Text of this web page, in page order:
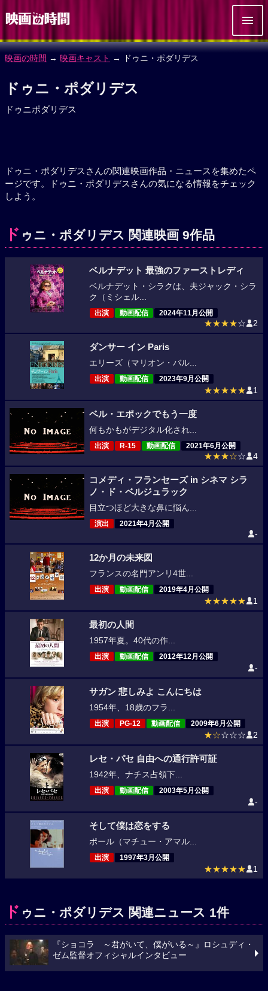
映画の時間 → 映画キャスト → ドゥニ・ポダリデス
ドゥニ・ポダリデス
ドゥニポダリデス
ドゥニ・ポダリデスさんの関連映画作品・ニュースを集めたペ
ージです。ドゥニ・ポダリデスさんの気になる情報をチェック
しよう。
ド ゥニ・ポダリデス 関連映画 9作品
ベルナデット 最強のファーストレディ
ベルナデット・シラクは、夫ジャック・シラ
ク（ミシェル...
出演 動画配信 2024年11月公開
★★★★☆ 2
ダンサー イン Paris
エリーズ（マリオン・バル...
出演 動画配信 2023年9月公開
★★★★★ 1
ベル・エポックでもう一度
何もかもがデジタル化され...
出演 R-15 動画配信 2021年6月公開
★★★☆☆ 4
コメディ・フランセーズ in シネマ シラ
ノ・ド・ベルジュラック
目立つほど大きな鼻に悩ん...
演出 2021年4月公開
-
12か月の未来図
フランスの名門アンリ4世...
出演 動画配信 2019年4月公開
★★★★★ 1
最初の人間
1957年夏。40代の作...
出演 動画配信 2012年12月公開
-
サガン 悲しみよ こんにちは
1954年、18歳のフラ...
出演 PG-12 動画配信 2009年6月公開
★☆☆☆☆ 2
レセ・パセ 自由への通行許可証
1942年、ナチス占領下...
出演 動画配信 2003年5月公開
-
そして僕は恋をする
ポール（マチュー・アマル...
出演 1997年3月公開
★★★★★ 1
ド ゥニ・ポダリデス 関連ニュース 1件
『ショコラ ～君がいて、僕がいる～』ロシュディ・
ゼム監督オフィシャルインタビュー